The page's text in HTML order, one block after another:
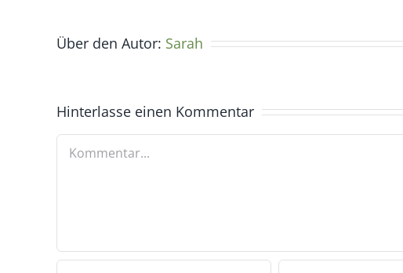
Über den Autor: Sarah
Hinterlasse einen Kommentar
Kommentar